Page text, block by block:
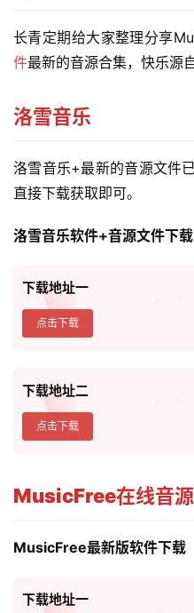
长青定期给大家整理分享
件最新的音源合集，快乐源
洛雪音乐
洛雪音乐+最新的音源文件
直接下载获取即可。
洛雪音乐软件+音源文件下载
下载地址一
点击下载
下载地址二
点击下载
MusicFree在线音源
MusicFree最新版软件下载
下载地址一